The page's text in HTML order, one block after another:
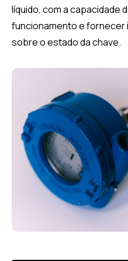
líquido, com a capacidade
funcionamento e fornecer
sobre o estado da chave.